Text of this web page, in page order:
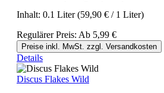
Inhalt: 0.1 Liter(59,90 € / 1 Liter)
Regulärer Preis: Ab 5,99 €
Preise inkl. MwSt. zzgl. Versandkosten
Details
Discus Flakes Wild